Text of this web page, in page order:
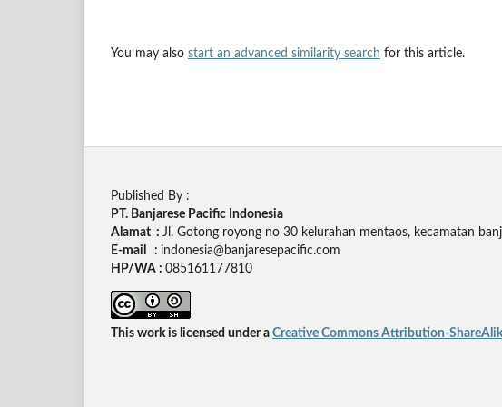
You may also start an advanced similarity search for this article.
Published By :
PT. Banjarese Pacific Indonesia
Alamat : Jl. Gotong royong no 30 kelurahan mentaos, kecamatan
E-mail : indonesia@banjaresepacific.com
HP/WA : 085161177810
This work is licensed under a Creative Commons Attribution-